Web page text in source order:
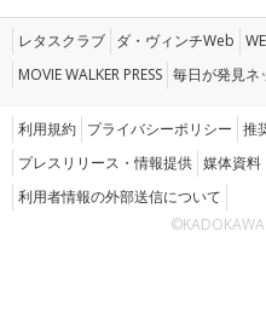
レタスクラブ ダ・ヴィンチWeb
MOVIE WALKER PRESS 毎日が発見ネ
利用規約 プライバシーポリシー 推
プレスリリース・情報提供 媒体資料
利用者情報の外部送信について